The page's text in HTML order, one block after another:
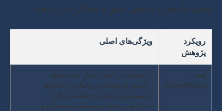
تحلیل داده‌ها را به طور دقیق و شفاف شرح دهید.
رویکرد
پژوهش
ویژگی‌های اصلی
کمی
(Quantitative)
– استفاده از اعداد و آمار برای تحلیل
– آزمون فرضیه‌ها و روابط بین متغیرها
– تعمیم‌پذیری نتایج به جامعه بزرگتر
– ابزارهایی مانند پرسشنامه استاندارد و